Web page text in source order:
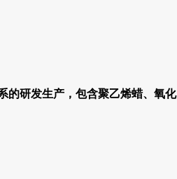
的研发生产，包含聚乙烯蜡、氧化